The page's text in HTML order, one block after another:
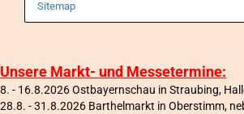
Sitemap
Unsere Markt- und Messetermine:
8. - 16.8.2026 Ostbayernschau in Straubing,
28.8. - 31.8.2026 Barthelmarkt in Oberstimm,